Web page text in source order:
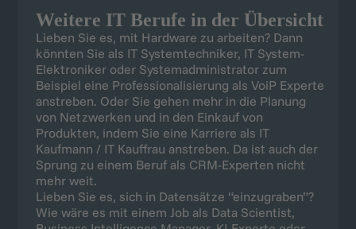
Kaufmann / IT Kauffrau anstreben. Da ist auch der
Sprung zu einem Beruf als CRM-Experten nicht
mehr weit.
Lieben Sie es, sich in Datensätze “einzugraben”?
Wie wäre es mit einem Job als Data Scientist,
Business Intelligence Manager,KI-Experte oder
Growth Hacker? Ebenso lockt die IT Branche mit
zahlreichen Berufen, bei denen Sie eine
Leitungsfunktion einnehmen. Als IT Manager sind
Sie für die Infrastruktur in einem Unternehmen
verantwortlich, und als CTO (Chief Technologie
Officer) arbeiten Sie direkt mit der
Geschäftsführung zusammen.